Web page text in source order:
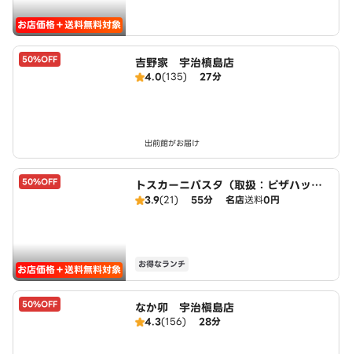
お店価格＋送料無料対象
50%OFF 吉野家 宇治槙島店
4.0(135) 27分
出前館がお届け
50%OFF
お店価格＋送料無料対象
トスカーニパスタ（取扱：ピザハット
宇治小倉店）
3.9(21) 55分 名店送料0円
お得なランチ
50%OFF なか卯 宇治槇島店
4.3(156) 28分